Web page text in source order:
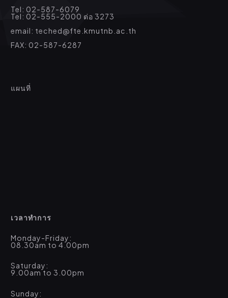
Tel: 02-587-6079
Tel: 02-555-2000 ต่อ 3273
email: teched@fte.kmutnb.ac.th
FAX: 02-587-6287
แผนที่
เวลาทำการ
Monday-Friday:
08.30am to 4.00pm
Saturday:
9.00am to 3.00pm
Sunday: